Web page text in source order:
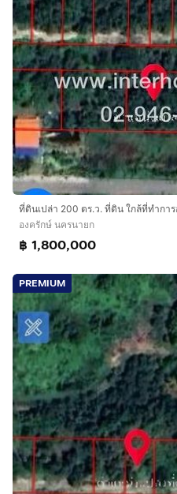
องครักษ์ นครนายก
฿ 1,800,000
PREMIUM